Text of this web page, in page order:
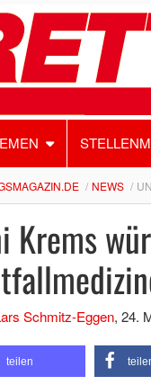
NEWS
Krems
Schmitz-Eggen, 24.
teilen